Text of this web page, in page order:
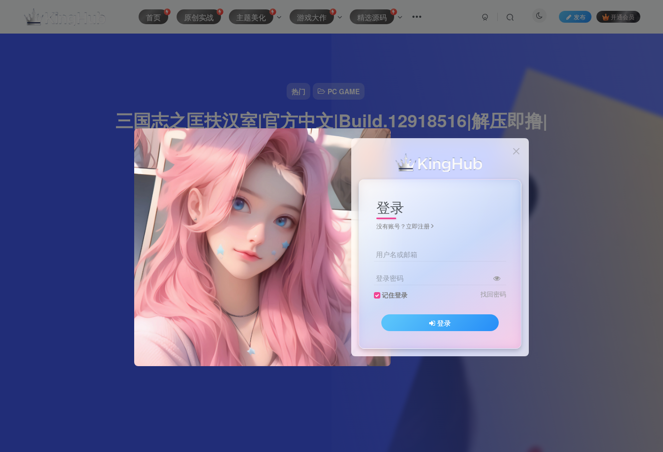
热门 PC GAME
三国志之匡扶汉室|官方中文|Build.12918516|解压即撸|
160字 1分钟 2024-10-10 资源主理人 该作者已发布15265篇文章
首页 原创实战 主题美化 游戏大作 精选源码 发布 开通会员
登录
没有账号？立即注册
用户名或邮箱
登录密码
记住登录 找回密码
登录